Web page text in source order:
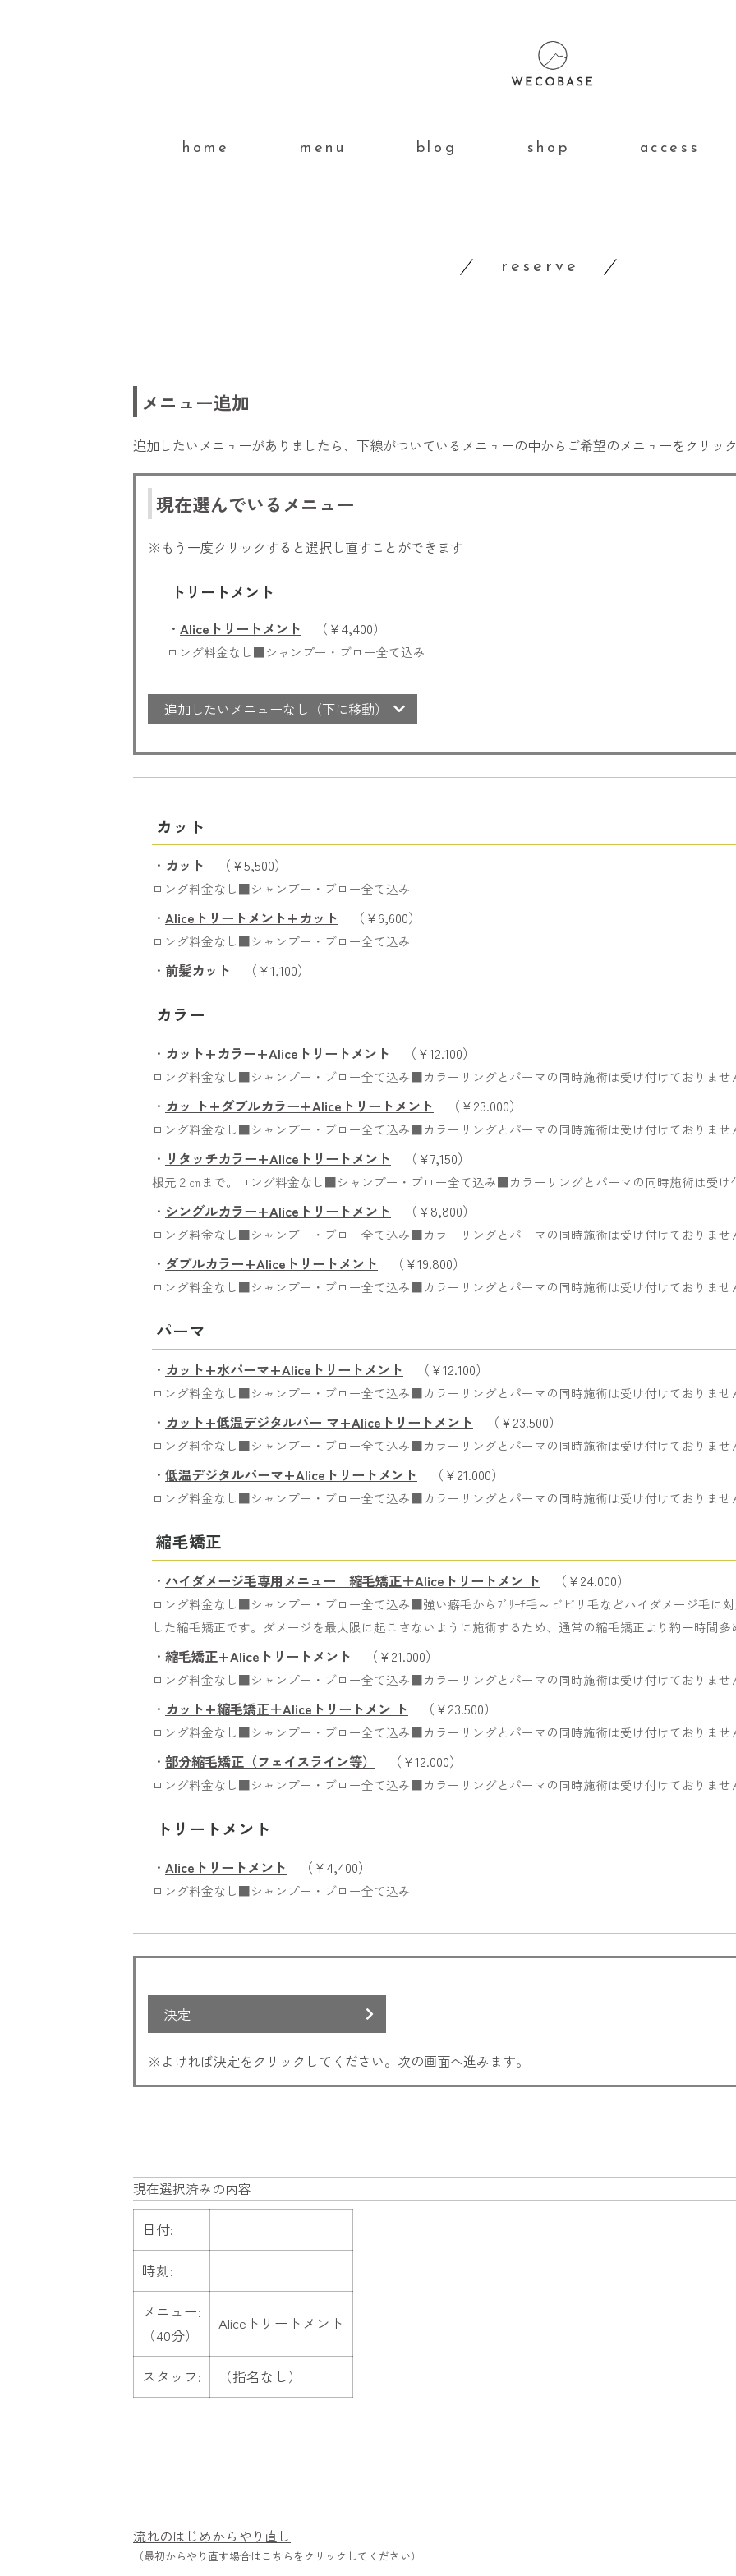
home menu blog shop access
reserve
メニュー追加
追加したいメニューがありましたら、下線がついているメニューの中からご希望のメニューをクリッ
現在選んでいるメニュー
※もう一度クリックすると選択し直すことができます
トリートメント
・ Aliceトリートメント （￥4,400）
ロング料金なし■シャンプー・ブロー全て込み
追加したいメニューなし（下に移動）
カット
・ カット （￥5,500）
ロング料金なし■シャンプー・ブロー全て込み
・ Aliceトリートメント+カット （￥6,600）
ロング料金なし■シャンプー・ブロー全て込み
・ 前髪カット （￥1,100）
カラー
・ カット+カラー+Aliceトリートメント （￥12.100）
ロング料金なし■シャンプー・ブロー全て込み■カラーリングとパーマの同時施術は受け付けておりませ
・ カッ ト+ダブルカラー+Aliceトリートメント （￥23.000）
ロング料金なし■シャンプー・ブロー全て込み■カラーリングとパーマの同時施術は受け付けておりませ
・ リタッチカラー+Aliceトリートメント （￥7,150）
根元２㎝まで。ロング料金なし■シャンプー・ブロー全て込み■カラーリングとパーマの同時施術は受け
・ シングルカラー+Aliceトリートメント （￥8,800）
ロング料金なし■シャンプー・ブロー全て込み■カラーリングとパーマの同時施術は受け付けておりませ
・ ダブルカラー+Aliceトリートメント （￥19.800）
ロング料金なし■シャンプー・ブロー全て込み■カラーリングとパーマの同時施術は受け付けておりませ
パーマ
・ カット+水パーマ+Aliceトリートメント （￥12.100）
ロング料金なし■シャンプー・ブロー全て込み■カラーリングとパーマの同時施術は受け付けておりませ
・ カット+低温デジタルパー マ+Aliceトリートメント （￥23.500）
ロング料金なし■シャンプー・ブロー全て込み■カラーリングとパーマの同時施術は受け付けておりませ
・ 低温デジタルパーマ+Aliceトリートメント （￥21.000）
ロング料金なし■シャンプー・ブロー全て込み■カラーリングとパーマの同時施術は受け付けておりませ
縮毛矯正
・ ハイダメージ毛専用メニュー 縮毛矯正＋Aliceトリートメン ト （￥24.000）
ロング料金なし■シャンプー・ブロー全て込み■強い癖毛からﾌﾞﾘｰﾁ毛～ビビリ毛などハイダメージ毛
した縮毛矯正です。ダメージを最大限に起こさないように施術するため、通常の縮毛矯正より約一時間
・ 縮毛矯正+Aliceトリートメント （￥21.000）
ロング料金なし■シャンプー・ブロー全て込み■カラーリングとパーマの同時施術は受け付けておりませ
・ カット+縮毛矯正＋Aliceトリートメン ト （￥23.500）
ロング料金なし■シャンプー・ブロー全て込み■カラーリングとパーマの同時施術は受け付けておりませ
・ 部分縮毛矯正（フェイスライン等） （￥12.000）
ロング料金なし■シャンプー・ブロー全て込み■カラーリングとパーマの同時施術は受け付けておりませ
トリートメント
・ Aliceトリートメント （￥4,400）
ロング料金なし■シャンプー・ブロー全て込み
決定
※よければ決定をクリックしてください。次の画面へ進みます。
現在選択済みの内容
日付:
時刻:
メニュー:
（40分）
Aliceトリートメント
スタッフ: （指名なし）
流れのはじめからやり直し
（最初からやり直す場合はこちらをクリックしてください）